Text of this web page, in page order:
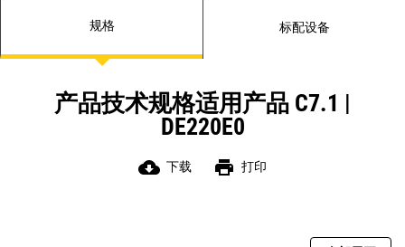
规格 标配设备
产品技术规格适用产品 C7.1 |
DE220E0
cloud_download 下载 print 打印